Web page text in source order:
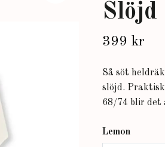
Slöjd
399 kr
Så söt
slöjd.
68/74 blir det
Lemon